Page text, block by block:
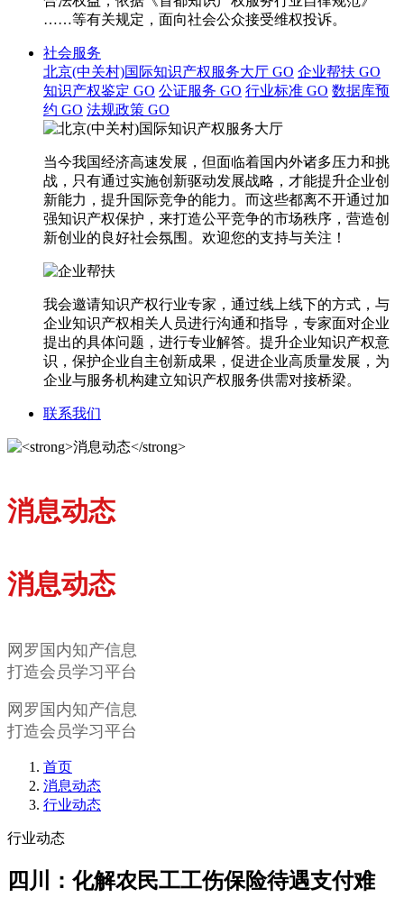
……等有关规定，面向社会公众接受维权投诉。
社会服务
北京(中关村)国际知识产权服务大厅 GO 企业帮扶 GO
知识产权鉴定 GO 公证服务 GO 行业标准 GO 数据库预
约 GO 法规政策 GO
当今我国经济高速发展，但面临着国内外诸多压力和挑
战，只有通过实施创新驱动发展战略，才能提升企业创
新能力，提升国际竞争的能力。而这些都离不开通过加
强知识产权保护，来打造公平竞争的市场秩序，营造创
新创业的良好社会氛围。欢迎您的支持与关注！
我会邀请知识产权行业专家，通过线上线下的方式，与
企业知识产权相关人员进行沟通和指导，专家面对企业
提出的具体问题，进行专业解答。提升企业知识产权意
识，保护企业自主创新成果，促进企业高质量发展，为
企业与服务机构建立知识产权服务供需对接桥梁。
联系我们
消息动态
消息动态
网罗国内知产信息
打造会员学习平台
网罗国内知产信息
打造会员学习平台
首页
消息动态
行业动态
行业动态
四川：化解农民工工伤保险待遇支付难